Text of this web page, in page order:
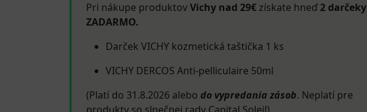
Pri nákupe produktovVichy nad 29€získate hneď2 darčeky
ZADARMO.
Darček VICHY kozmetická taštička 1 ks
VICHY DERCOS Anti-pelliculaire 50ml
(Platí do 31.8.2026 alebo do vypredania zásob. Neplatí pre